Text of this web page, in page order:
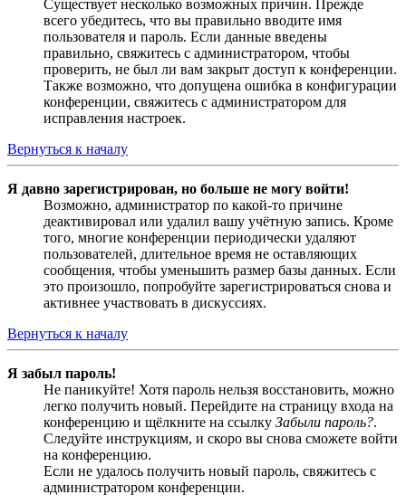
Существует несколько возможных причин. Прежде
всего убедитесь, что вы правильно вводите имя
пользователя и пароль. Если данные введены
правильно, свяжитесь с администратором, чтобы
проверить, не был ли вам закрыт доступ к конференции.
Также возможно, что допущена ошибка в конфигурации
конференции, свяжитесь с администратором для
исправления настроек.
Вернуться к началу
Я давно зарегистрирован, но больше не могу войти!
Возможно, администратор по какой-то причине
деактивировал или удалил вашу учётную запись. Кроме
того, многие конференции периодически удаляют
пользователей, длительное время не оставляющих
сообщения, чтобы уменьшить размер базы данных. Если
это произошло, попробуйте зарегистрироваться снова и
активнее участвовать в дискуссиях.
Вернуться к началу
Я забыл пароль!
Не паникуйте! Хотя пароль нельзя восстановить, можно
легко получить новый. Перейдите на страницу входа на
конференцию и щёлкните на ссылку Забыли пароль?.
Следуйте инструкциям, и скоро вы снова сможете войти
на конференцию.
Если не удалось получить новый пароль, свяжитесь с
администратором конференции.